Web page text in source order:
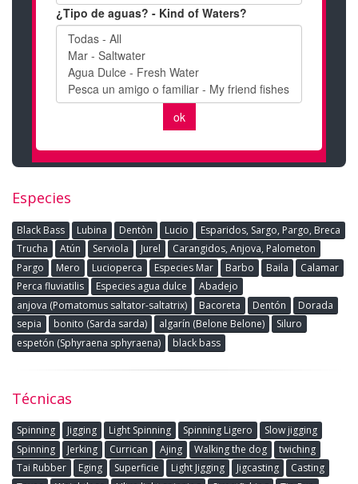
Especies
Black Bass Lubina Dentòn Lucio
Esparidos, Sargo, Pargo, Breca
Trucha
Atún Serviola Jurel
Carangidos, Anjova, Palometon
Pargo
Mero Lucioperca Especies Mar Barbo Baila
Calamar
Perca fluviatilis
Especies agua dulce
Abadejo
anjova (Pomatomus saltator-saltatrix)
Bacoreta Dentón
Dorada
sepia
bonito (Sarda sarda) algarín (Belone Belone)
Siluro
espetón (Sphyraena sphyraena)
black bass
Técnicas
Spinning Jigging Light Spinning Spinning Ligero
Slow jigging
Spinning
Jerking Currican Ajing Walking the dog
twiching
Tai Rubber
Eging Superficie Light Jigging Jigcasting
Casting